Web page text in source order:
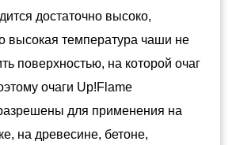
достаточно высоко,
высокая температура чаши не
поверхностью, на которой очаг
очаги Up!Flame
для применения на
на древесине, бетоне,